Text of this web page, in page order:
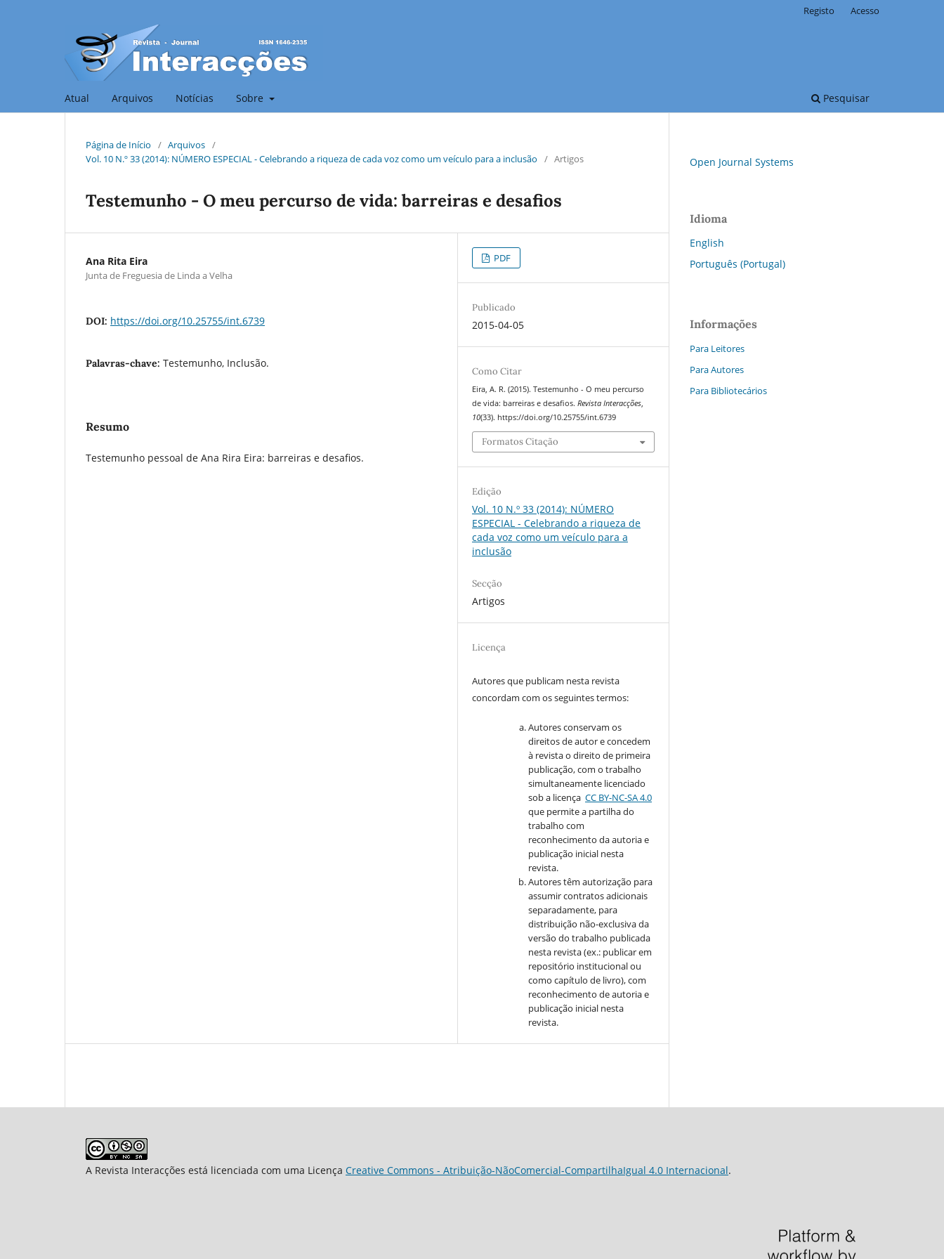
Atual Arquivos Notícias Sobre Pesquisar
Registo Acesso
Página de Início / Arquivos /
Vol. 10 N.º 33 (2014): NÚMERO ESPECIAL - Celebrando a riqueza de cada voz como um veículo para a inclusão
/ Artigos
Testemunho - O meu percurso de vida: barreiras e desafios
Ana Rita Eira
Junta de Freguesia de Linda a Velha
DOI: https://doi.org/10.25755/int.6739
Palavras-chave: Testemunho, Inclusão.
Resumo
Testemunho pessoal de Ana Rira Eira: barreiras e desafios.
PDF
Publicado
2015-04-05
Como Citar
Eira, A. R. (2015). Testemunho - O meu percurso
de vida: barreiras e desafios.Revista Interacções,
10(33). https://doi.org/10.25755/int.6739
Formatos Citação
Edição
Vol. 10 N.º 33 (2014): NÚMERO
ESPECIAL - Celebrando a riqueza de
cada voz como um veículo para a
inclusão
Secção
Artigos
Licença
Autores que publicam nesta revista
concordam com os seguintes termos:
Autores conservam os
direitos de autor e concedem
à revista o direito de primeira
publicação, com o trabalho
simultaneamente licenciado
sob a licença CC BY-NC-SA 4.0
que permite a partilha do
trabalho com
reconhecimento da autoria e
publicação inicial nesta
revista.
Autores têm autorização para
assumir contratos adicionais
separadamente, para
distribuição não-exclusiva da
versão do trabalho publicada
nesta revista (ex.: publicar em
repositório institucional ou
como capítulo de livro), com
reconhecimento de autoria e
publicação inicial nesta
revista.
Open Journal Systems
Idioma
English
Português (Portugal)
Informações
Para Leitores
Para Autores
Para Bibliotecários
A Revista Interacções está licenciada com uma Licença Creative Commons - Atribuição-NãoComercial-CompartilhaIgual 4.0 Internacional.